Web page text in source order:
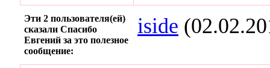
Эти 2 пользователя(ей)
сказали Спасибо
Евгений за это полезное
сообщение:
iside